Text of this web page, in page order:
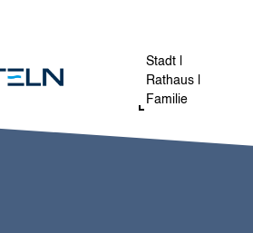
Stadt |
Rathaus |
Familie